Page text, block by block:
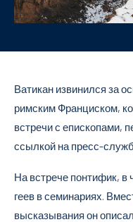
Ватикан извинился за
римским Франциском,
встречи с епископами,
ссылкой на пресс-
На встрече понтифик, в
геев в семинариях.
высказывания он